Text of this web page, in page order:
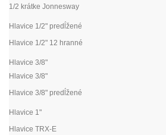
1/2 krátke Jonnesway
Hlavice 1/2" predĺžené
Hlavice 1/2" 12 hranné
Hlavice 3/8"
Hlavice 3/8"
Hlavice 3/8" predĺžené
Hlavice 1"
Hlavice TRX-E